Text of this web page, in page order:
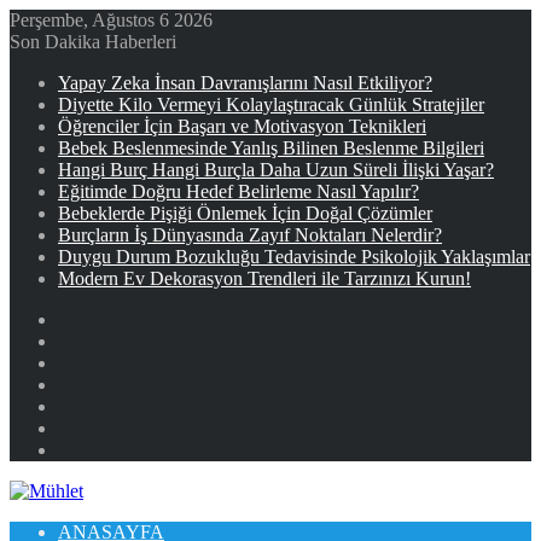
Perşembe, Ağustos 6 2026
Son Dakika Haberleri
Yapay Zeka İnsan Davranışlarını Nasıl Etkiliyor?
Diyette Kilo Vermeyi Kolaylaştıracak Günlük Stratejiler
Öğrenciler İçin Başarı ve Motivasyon Teknikleri
Bebek Beslenmesinde Yanlış Bilinen Beslenme Bilgileri
Hangi Burç Hangi Burçla Daha Uzun Süreli İlişki Yaşar?
Eğitimde Doğru Hedef Belirleme Nasıl Yapılır?
Bebeklerde Pişiği Önlemek İçin Doğal Çözümler
Burçların İş Dünyasında Zayıf Noktaları Nelerdir?
Duygu Durum Bozukluğu Tedavisinde Psikolojik Yaklaşımlar
Modern Ev Dekorasyon Trendleri ile Tarzınızı Kurun!
ANASAYFA